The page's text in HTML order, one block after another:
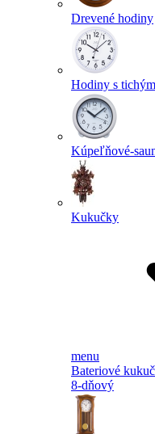
Drevené hodiny
Hodiny s
Kúpeľňové-
Kukučky
menu
Bateriové
8-dňový